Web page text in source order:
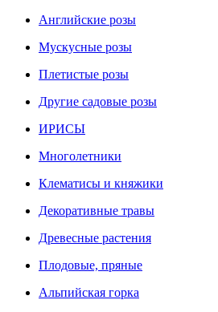
Английские розы
Мускусные розы
Плетистые розы
Другие садовые розы
ИРИСЫ
Многолетники
Клематисы и княжики
Декоративные травы
Древесные растения
Плодовые, пряные
Альпийская горка